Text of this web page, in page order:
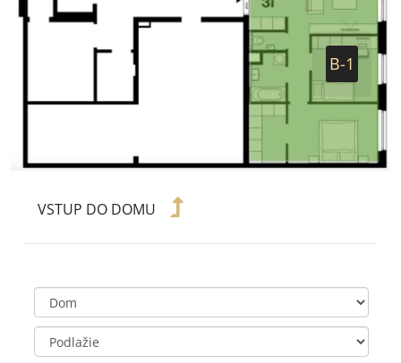
B-1
VSTUP DO DOMU
Dom
Podlažie